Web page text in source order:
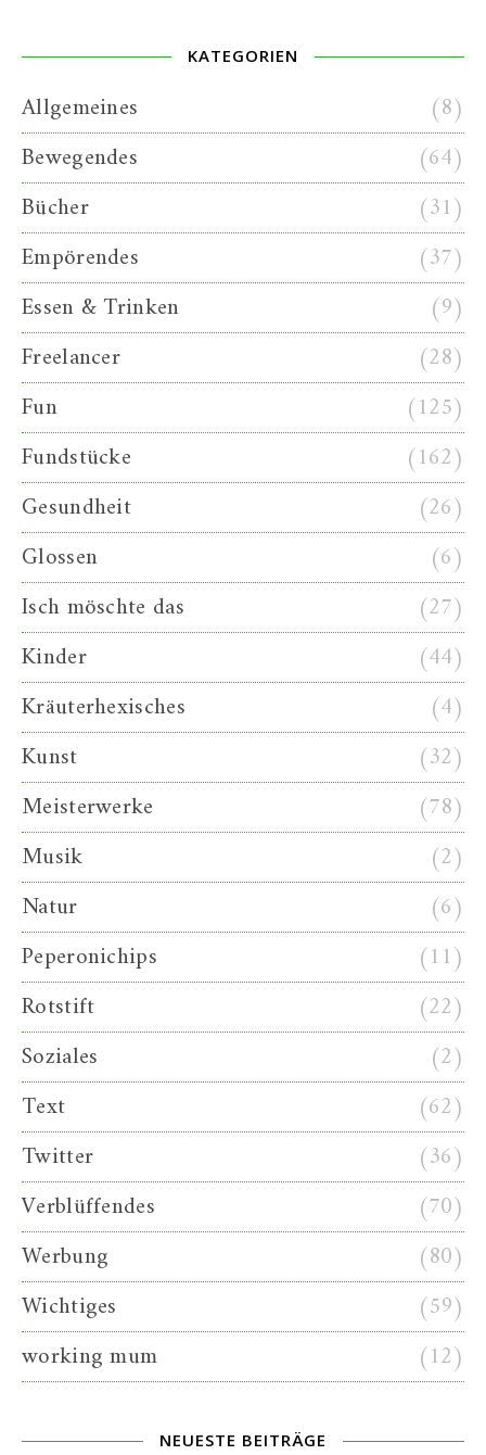
KATEGORIEN
Allgemeines
(8)
Bewegendes
(64)
Bücher
(31)
Empörendes
(37)
Essen & Trinken
(9)
Freelancer
(28)
Fun
(125)
Fundstücke
(162)
Gesundheit
(26)
Glossen
(6)
Isch möschte das
(27)
Kinder
(44)
Kräuterhexisches
(4)
Kunst
(32)
Meisterwerke
(78)
Musik
(2)
Natur
(6)
Peperonichips
(11)
Rotstift
(22)
Soziales
(2)
Text
(62)
Twitter
(36)
Verblüffendes
(70)
Werbung
(80)
Wichtiges
(59)
working mum
(12)
NEUESTE BEITRÄGE